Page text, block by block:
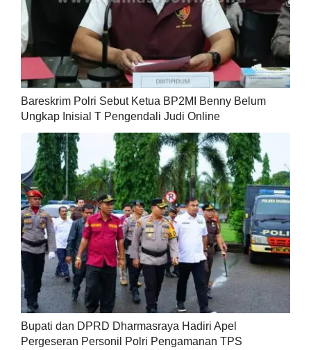
Bareskrim Polri Sebut Ketua BP2MI Benny Belum
Ungkap Inisial T Pengendali Judi Online
Bupati dan DPRD Dharmasraya Hadiri Apel
Pergeseran Personil Polri Pengamanan TPS